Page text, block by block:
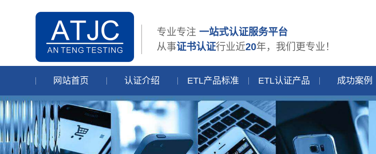
专业专注 一站式认证服务平台
从事证书认证行业近20年，我们更专业！
网站首页 认证介绍 ETL产品标准 ETL认证产品 成功案例